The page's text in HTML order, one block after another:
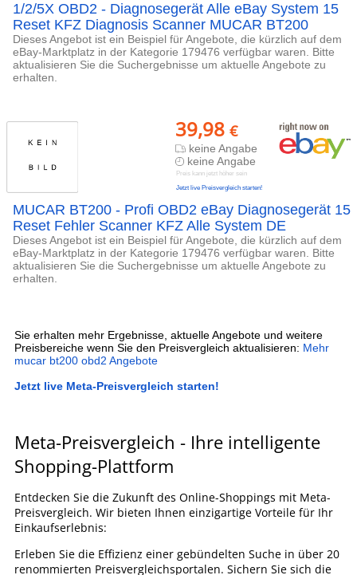
1/2/5X OBD2 - Diagnosegerät Alle eBay System 15
Reset KFZ Diagnosis Scanner MUCAR BT200
Dieses Angebot ist ein Beispiel für Angebote, die kürzlich auf dem
eBay-Marktplatz in der Kategorie 179476 verfügbar waren. Bitte
aktualisieren Sie die Suchergebnisse um aktuelle Angebote zu
erhalten.
39,98 €
keine Angabe
keine Angabe
Preis kann jetzt höher sein
Jetzt live Preisvergleich starten!
MUCAR BT200 - Profi OBD2 eBay Diagnosegerät 15
Reset Fehler Scanner KFZ Alle System DE
Dieses Angebot ist ein Beispiel für Angebote, die kürzlich auf dem
eBay-Marktplatz in der Kategorie 179476 verfügbar waren. Bitte
aktualisieren Sie die Suchergebnisse um aktuelle Angebote zu
erhalten.
Sie erhalten mehr Ergebnisse, aktuelle Angebote und weitere
Preisbereiche wenn Sie den Preisvergleich aktualisieren: Mehr
mucar bt200 obd2 Angebote
Jetzt live Meta-Preisvergleich starten!
Meta-Preisvergleich - Ihre intelligente
Shopping-Plattform
Entdecken Sie die Zukunft des Online-Shoppings mit Meta-
Preisvergleich. Wir bieten Ihnen einzigartige Vorteile für Ihr
Einkaufserlebnis:
Erleben Sie die Effizienz einer gebündelten Suche in über 20
renommierten Preisvergleichsportalen. Sichern Sie sich die